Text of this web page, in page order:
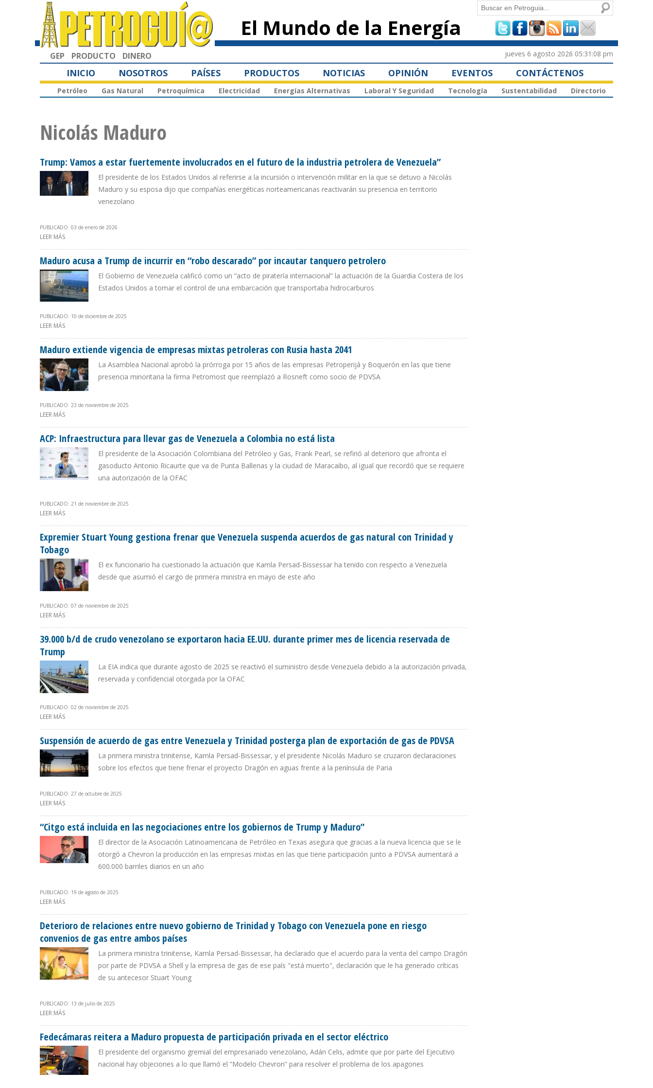
principal
El Mundo de la Energía
Formulario de
búsqueda
Buscar
GEP PRODUCTO DINERO jueves 6 agosto 2026 05:31:08 pm
INICIO NOSOTROS PAÍSES PRODUCTOS NOTICIAS OPINIÓN EVENTOS CONTÁCTENOS
Petróleo Gas Natural Petroquímica Electricidad Energías Alternativas Laboral Y Seguridad Tecnología Sustentabilidad Directorio
Nicolás Maduro
Trump: Vamos a estar fuertemente involucrados en el futuro de la industria petrolera de Venezuela”
El presidente de los Estados Unidos al referirse a la incursión o intervención militar en la que se detuvo a Nicolás
Maduro y su esposa dijo que compañías energéticas norteamericanas reactivarán su presencia en territorio
venezolano
PUBLICADO: 03 de enero de 2026
LEER MÁS
Maduro acusa a Trump de incurrir en “robo descarado” por incautar tanquero petrolero
El Gobierno de Venezuela calificó como un “acto de piratería internacional” la actuación de la Guardia Costera de los
Estados Unidos a tomar el control de una embarcación que transportaba hidrocarburos
PUBLICADO: 10 de diciembre de 2025
LEER MÁS
Maduro extiende vigencia de empresas mixtas petroleras con Rusia hasta 2041
La Asamblea Nacional aprobó la prórroga por 15 años de las empresas Petroperijá y Boquerón en las que tiene
presencia minoritaria la firma Petromost que reemplazó a Rosneft como socio de PDVSA
PUBLICADO: 23 de noviembre de 2025
LEER MÁS
ACP: Infraestructura para llevar gas de Venezuela a Colombia no está lista
El presidente de la Asociación Colombiana del Petróleo y Gas, Frank Pearl, se refirió al deterioro que afronta el
gasoducto Antonio Ricaurte que va de Punta Ballenas y la ciudad de Maracaibo, al igual que recordó que se requiere
una autorización de la OFAC
PUBLICADO: 21 de noviembre de 2025
LEER MÁS
Expremier Stuart Young gestiona frenar que Venezuela suspenda acuerdos de gas natural con Trinidad y
Tobago
El ex funcionario ha cuestionado la actuación que Kamla Persad-Bissessar ha tenido con respecto a Venezuela
desde que asumió el cargo de primera ministra en mayo de este año
PUBLICADO: 07 de noviembre de 2025
LEER MÁS
39.000 b/d de crudo venezolano se exportaron hacia EE.UU. durante primer mes de licencia reservada de
Trump
La EIA indica que durante agosto de 2025 se reactivó el suministro desde Venezuela debido a la autorización privada,
reservada y confidencial otorgada por la OFAC
PUBLICADO: 02 de noviembre de 2025
LEER MÁS
Suspensión de acuerdo de gas entre Venezuela y Trinidad posterga plan de exportación de gas de PDVSA
La primera ministra trinitense, Kamla Persad-Bissessar, y el presidente Nicolás Maduro se cruzaron declaraciones
sobre los efectos que tiene frenar el proyecto Dragón en aguas frente a la península de Paria
PUBLICADO: 27 de octubre de 2025
LEER MÁS
“Citgo está incluida en las negociaciones entre los gobiernos de Trump y Maduro”
El director de la Asociación Latinoamericana de Petróleo en Texas asegura que gracias a la nueva licencia que se le
otorgó a Chevron la producción en las empresas mixtas en las que tiene participación junto a PDVSA aumentará a
600.000 barriles diarios en un año
PUBLICADO: 19 de agosto de 2025
LEER MÁS
Deterioro de relaciones entre nuevo gobierno de Trinidad y Tobago con Venezuela pone en riesgo
convenios de gas entre ambos países
La primera ministra trinitense, Kamla Persad-Bissessar, ha declarado que el acuerdo para la venta del campo Dragón
por parte de PDVSA a Shell y la empresa de gas de ese país "está muerto", declaración que le ha generado críticas
de su antecesor Stuart Young
PUBLICADO: 13 de julio de 2025
LEER MÁS
Fedecámaras reitera a Maduro propuesta de participación privada en el sector eléctrico
El presidente del organismo gremial del empresariado venezolano, Adán Celis, admite que por parte del Ejecutivo
nacional hay objeciones a lo que llamó el “Modelo Chevron” para resolver el problema de los apagones